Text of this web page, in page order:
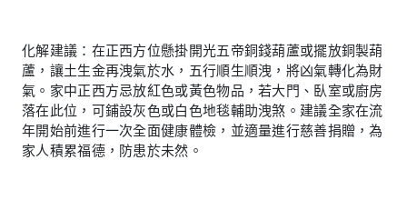
化解建議：在正西方位懸掛開光五帝銅錢葫蘆或擺放銅製葫
蘆，讓土生金再洩氣於水，五行順生順洩，將凶氣轉化為財
氣。家中正西方忌放紅色或黃色物品，若大門、臥室或廚房
落在此位，可鋪設灰色或白色地毯輔助洩煞。建議全家在流
年開始前進行一次全面健康體檢，並適量進行慈善捐贈，為
家人積累福德，防患於未然。